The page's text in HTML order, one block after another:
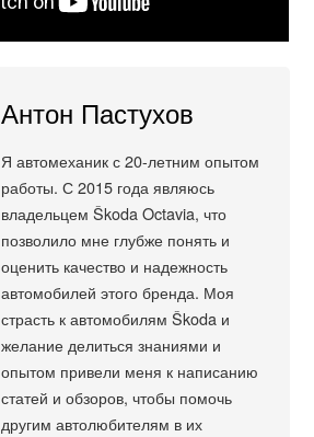
Антон Пастухов
Я автомеханик с 20-летним опытом
работы. С 2015 года являюсь
владельцем Škoda Octavia, что
позволило мне глубже понять и
оценить качество и надежность
автомобилей этого бренда. Моя
страсть к автомобилям Škoda и
желание делиться знаниями и
опытом привели меня к написанию
статей и обзоров, чтобы помочь
другим автолюбителям в их